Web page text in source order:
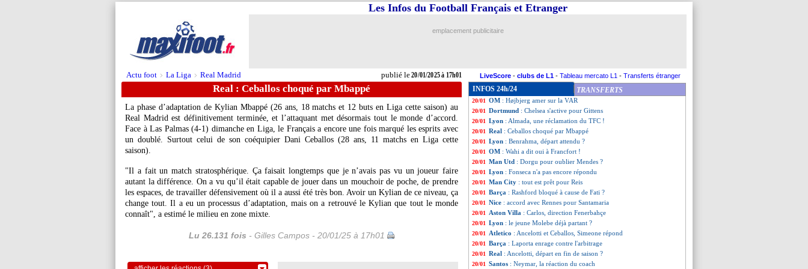
Actu foot > La Liga > Real Madrid publié le20/01/2025 à 17h01
Les Infos du Football Français et Etranger
emplacement publicitaire
LiveScore - clubs de L1 - Tableau mercato L1 - Transferts étranger
Real : Ceballos choqué par Mbappé
La phase d’adaptation de Kylian Mbappé(26 ans, 18 matchs et 12 buts en Liga cette saison) au
Real Madrid est définitivement terminée, et l’attaquant met désormais tout le monde d’accord.
Face à Las Palmas (4-1) dimanche en Liga, le Français a encore une fois marqué les esprits avec
un doublé. Surtout celui de son coéquipier Dani Ceballos (28 ans, 11 matchs en Liga cette
saison).
"Il a fait un match stratosphérique. Ça faisait longtemps que je n’avais pas vu un joueur faire
autant la différence. On a vu qu’il était capable de jouer dans un mouchoir de poche, de prendre
les espaces, de travailler défensivement où il a aussi été très bon. Avoir un Kylian de ce niveau, ça
change tout. Il a eu un processus d’adaptation, mais on a retrouvé le Kylian que tout le monde
connaît", a estimé le milieu en zone mixte.
Lu 26.131 fois - Gilles Campos - 20/01/25 à 17h01
INFOS 24h/24 TRANSFERTS
20/01 Monaco : Hütter ne jouera pas à l'italienne
20/01 OM: un journaliste poursuivi en justice
20/01 Nantes: Kombouaré a piqué Mohamed
20/01 Botafogo : Henrique vendu au Zénith (off.)
20/01 OM : Højbjerg amer sur la VAR
20/01 Dortmund : Chelsea s'active pour Gittens
20/01 Lyon : Almada, une réclamation du TFC !
20/01 Real : Ceballos choqué par Mbappé
20/01 Lyon : Benrahma, départ attendu ?
20/01 OM : Wahi a dit oui à Francfort !
20/01 Man Utd : Dorgu pour oublier Mendes ?
20/01 Lyon : Fonseca n'a pas encore répondu
20/01 Man City : tout est prêt pour Reis
20/01 Barça : Rashford bloqué à cause de Fati ?
20/01 Nice : accord avec Rennes pour Santamaria
20/01 Aston Villa : Carlos, direction Fenerbahçe
20/01 Lyon : le jeune Molebe déjà partant ?
20/01 Atletico : Ancelotti et Ceballos, Simeone répond
20/01 Barça : Laporta enrage contre l'arbitrage
20/01 Real : Ancelotti, départ en fin de saison ?
20/01 Santos : Neymar, la réaction du coach